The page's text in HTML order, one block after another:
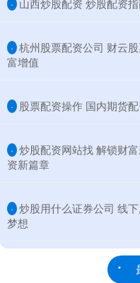
· 山西炒股配资 炒股配资
· 杭州股票配资公司 财云
富增值
· 股票配资操作 国内期货
· 炒股配资网站找 解锁财
资新篇章
· 炒股用什么证券公司 线
梦想